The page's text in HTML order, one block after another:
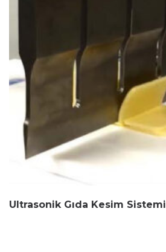
Ultrasonik Gıda Kesim Sistemi